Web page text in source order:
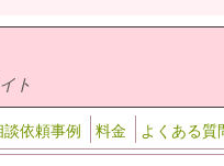
ト
談依頼事例 料金 よくある質